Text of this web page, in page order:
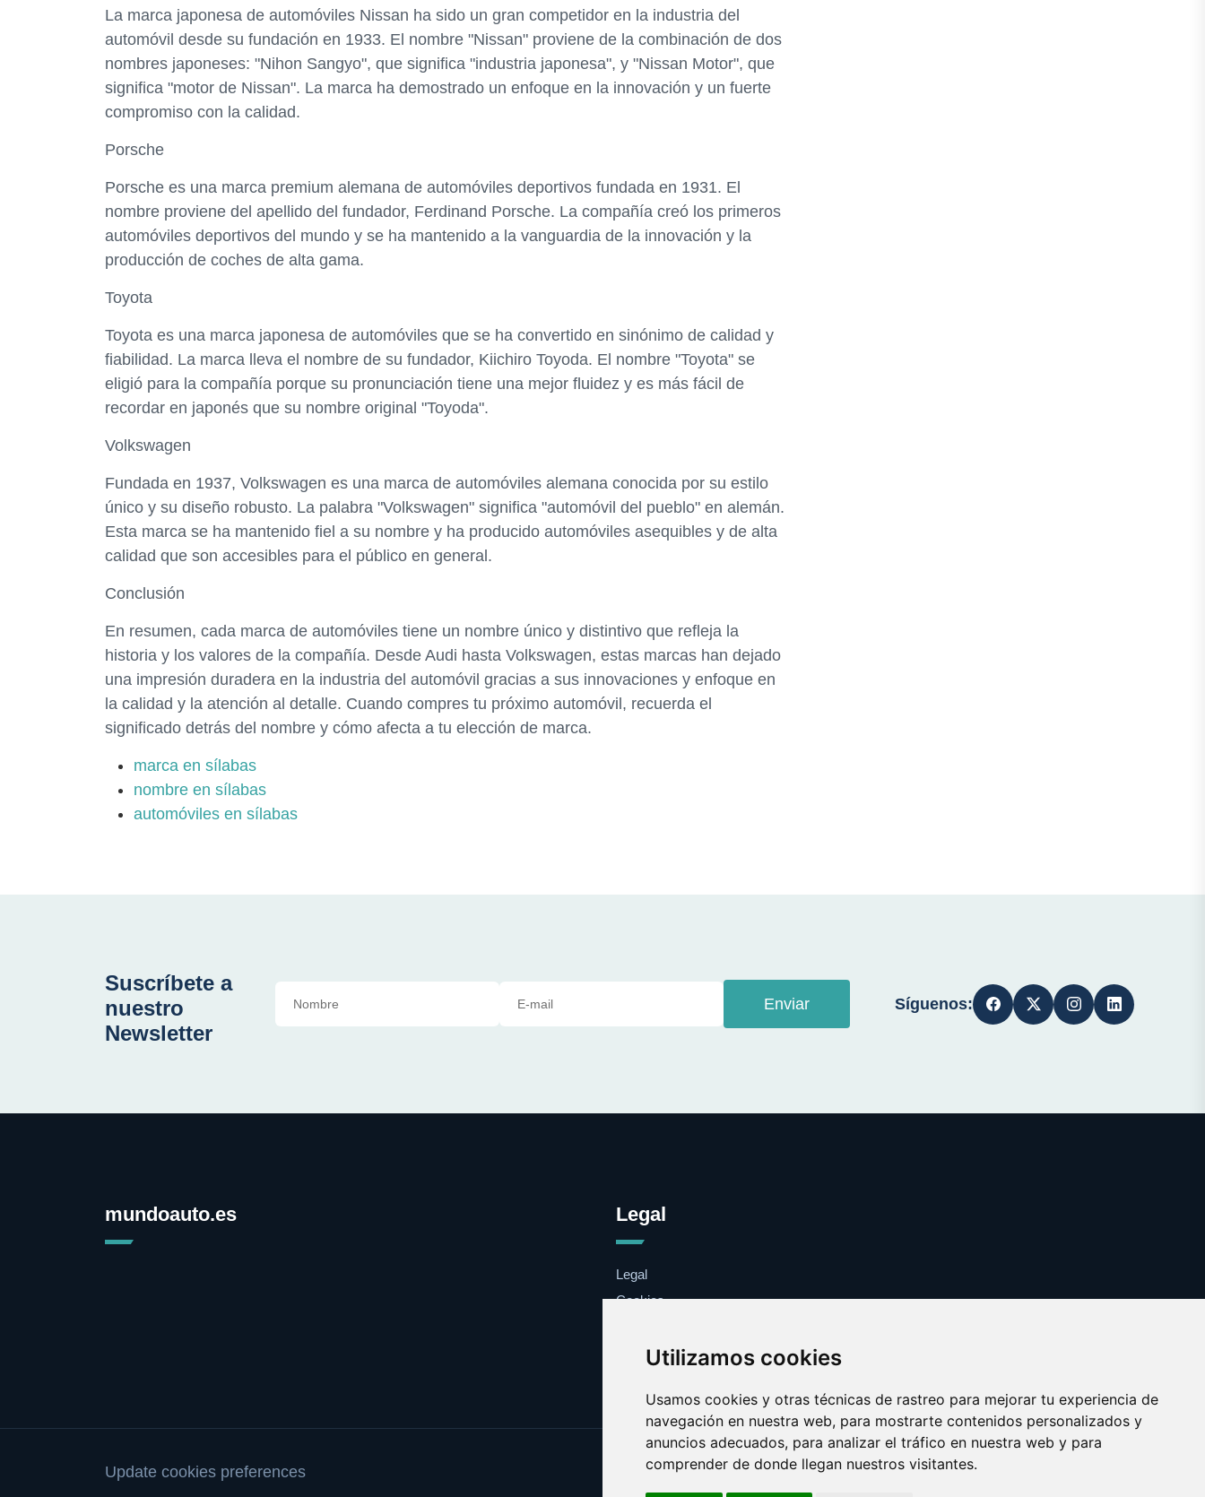
Utilizamos cookies
Usamos cookies y otras técnicas de rastreo para mejorar tu experiencia de
navegación en nuestra web, para mostrarte contenidos personalizados y
anuncios adecuados, para analizar el tráfico en nuestra web y para
comprender de donde llegan nuestros visitantes.
La marca japonesa de automóviles Nissan ha sido un gran competidor en la industria del
automóvil desde su fundación en 1933. El nombre "Nissan" proviene de la combinación de dos
nombres japoneses: "Nihon Sangyo", que significa "industria japonesa", y "Nissan Motor", que
significa "motor de Nissan". La marca ha demostrado un enfoque en la innovación y un fuerte
compromiso con la calidad.
Porsche
Porsche es una marca premium alemana de automóviles deportivos fundada en 1931. El
nombre proviene del apellido del fundador, Ferdinand Porsche. La compañía creó los primeros
automóviles deportivos del mundo y se ha mantenido a la vanguardia de la innovación y la
producción de coches de alta gama.
Toyota
Toyota es una marca japonesa de automóviles que se ha convertido en sinónimo de calidad y
fiabilidad. La marca lleva el nombre de su fundador, Kiichiro Toyoda. El nombre "Toyota" se
eligió para la compañía porque su pronunciación tiene una mejor fluidez y es más fácil de
recordar en japonés que su nombre original "Toyoda".
Volkswagen
Fundada en 1937, Volkswagen es una marca de automóviles alemana conocida por su estilo
único y su diseño robusto. La palabra "Volkswagen" significa "automóvil del pueblo" en alemán.
Esta marca se ha mantenido fiel a su nombre y ha producido automóviles asequibles y de alta
calidad que son accesibles para el público en general.
Conclusión
En resumen, cada marca de automóviles tiene un nombre único y distintivo que refleja la
historia y los valores de la compañía. Desde Audi hasta Volkswagen, estas marcas han dejado
una impresión duradera en la industria del automóvil gracias a sus innovaciones y enfoque en
la calidad y la atención al detalle. Cuando compres tu próximo automóvil, recuerda el
significado detrás del nombre y cómo afecta a tu elección de marca.
marca en sílabas
nombre en sílabas
automóviles en sílabas
Suscríbete a
nuestro
Newsletter
Enviar Síguenos:
mundoauto.es Legal
Legal
Cookies
Update cookies preferences
Copyright © 2025